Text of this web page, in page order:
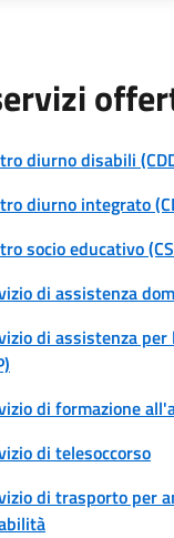
diurno disabili
diurno integrato
socio educativo
di assistenza
di assistenza per
di formazione
di telesoccorso
di trasporto per